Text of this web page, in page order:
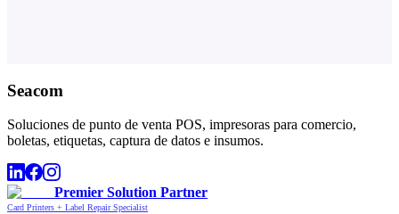
Seacom
Soluciones de punto de venta POS, impresoras para comercio,
boletas, etiquetas, captura de datos e insumos.
Premier Solution Partner
Card Printers + Label Repair Specialist